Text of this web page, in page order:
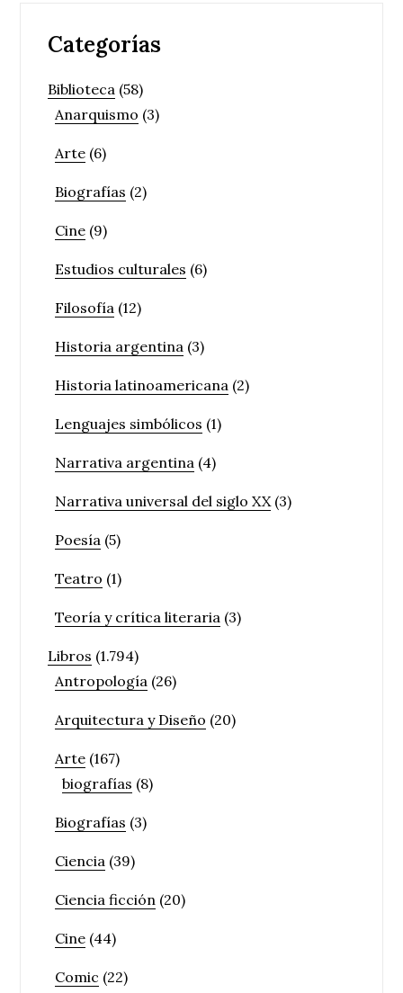
Categorías
Biblioteca (58)
Anarquismo (3)
Arte (6)
Biografías (2)
Cine (9)
Estudios culturales (6)
Filosofía (12)
Historia argentina (3)
Historia latinoamericana (2)
Lenguajes simbólicos (1)
Narrativa argentina (4)
Narrativa universal del siglo XX(3)
Poesía (5)
Teatro (1)
Teoría y crítica literaria (3)
Libros (1.794)
Antropología (26)
Arquitectura y Diseño (20)
Arte (167)
biografías (8)
Biografías (3)
Ciencia (39)
Ciencia ficción (20)
Cine (44)
Comic (22)